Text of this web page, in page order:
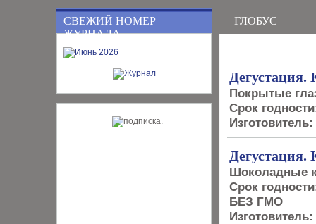
СВЕЖИЙ НОМЕР
ЖУРНАЛА
ГЛОБУС
Дегустация.
Покрытые
Срок
Шоколадные
Срок
БЕЗ ГМО